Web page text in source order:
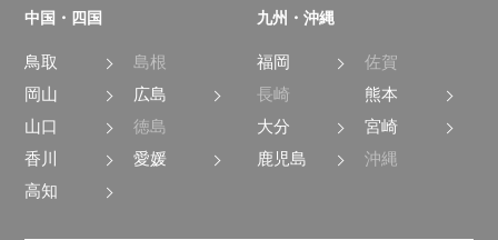
中国・四国
鳥取
島根
岡山
広島
山口
徳島
香川
愛媛
高知
九州・沖縄
福岡
佐賀
長崎
熊本
大分
宮崎
鹿児島
沖縄